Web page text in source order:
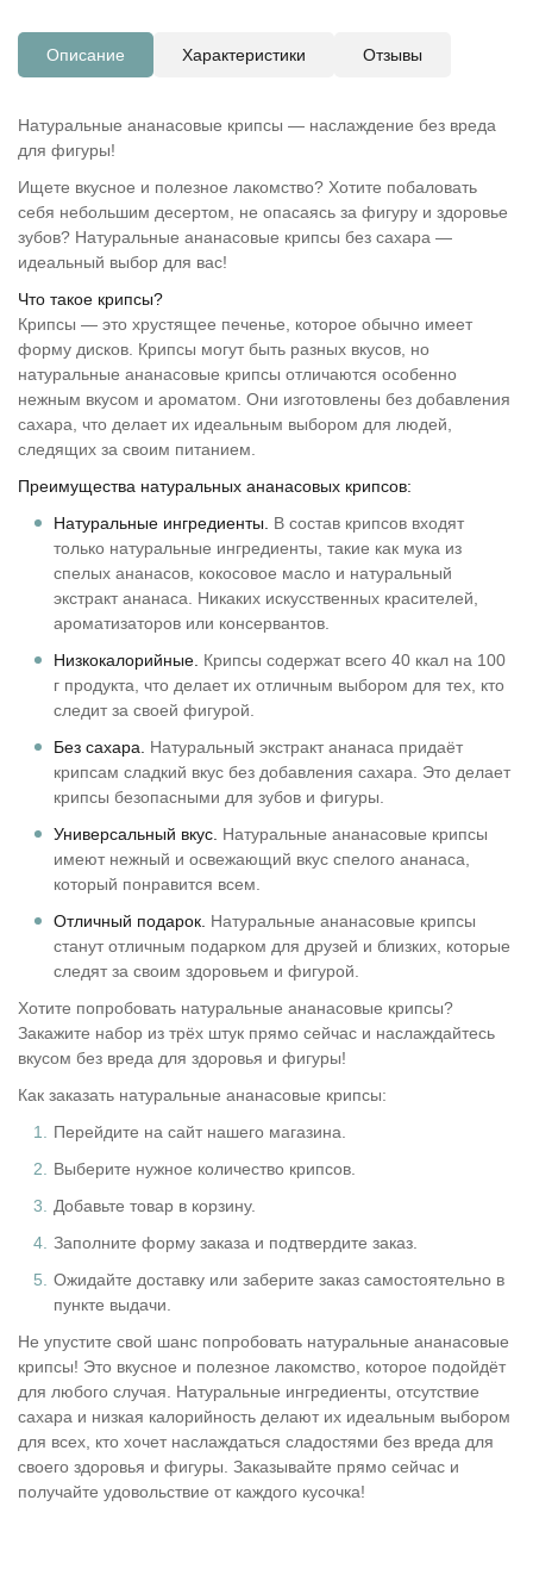
Описание Характеристики Отзывы
Натуральные ананасовые крипсы — наслаждение без вреда
для фигуры!
Ищете вкусное и полезное лакомство? Хотите побаловать
себя небольшим десертом, не опасаясь за фигуру и здоровье
зубов? Натуральные ананасовые крипсы без сахара —
идеальный выбор для вас!
Что такое крипсы?
Крипсы — это хрустящее печенье, которое обычно имеет
форму дисков. Крипсы могут быть разных вкусов, но
натуральные ананасовые крипсы отличаются особенно
нежным вкусом и ароматом. Они изготовлены без добавления
сахара, что делает их идеальным выбором для людей,
следящих за своим питанием.
Преимущества натуральных ананасовых крипсов:
Натуральные ингредиенты.
В состав крипсов входят
только натуральные ингредиенты, такие как мука из
спелых ананасов, кокосовое масло и натуральный
экстракт ананаса. Никаких искусственных красителей,
ароматизаторов или консервантов.
Низкокалорийные. Крипсы содержат всего 40 ккал на 100
г продукта, что делает их отличным выбором для тех, кто
следит за своей фигурой.
Без сахара.
Натуральный экстракт ананаса придаёт
крипсам сладкий вкус без добавления сахара. Это делает
крипсы безопасными для зубов и фигуры.
Универсальный вкус. Натуральные ананасовые крипсы
имеют нежный и освежающий вкус спелого ананаса,
который понравится всем.
Отличный подарок. Натуральные ананасовые крипсы
станут отличным подарком для друзей и близких, которые
следят за своим здоровьем и фигурой.
Хотите попробовать натуральные ананасовые крипсы?
Закажите набор из трёх штук прямо сейчас и наслаждайтесь
вкусом без вреда для здоровья и фигуры!
Как заказать натуральные ананасовые крипсы:
Перейдите на сайт нашего магазина.
Выберите нужное количество крипсов.
Добавьте товар в корзину.
Заполните форму заказа и подтвердите заказ.
Ожидайте доставку или заберите заказ самостоятельно в
пункте выдачи.
Не упустите свой шанс попробовать натуральные ананасовые
крипсы! Это вкусное и полезное лакомство, которое подойдёт
для любого случая. Натуральные ингредиенты, отсутствие
сахара и низкая калорийность делают их идеальным выбором
для всех, кто хочет наслаждаться сладостями без вреда для
своего здоровья и фигуры. Заказывайте прямо сейчас и
получайте удовольствие от каждого кусочка!